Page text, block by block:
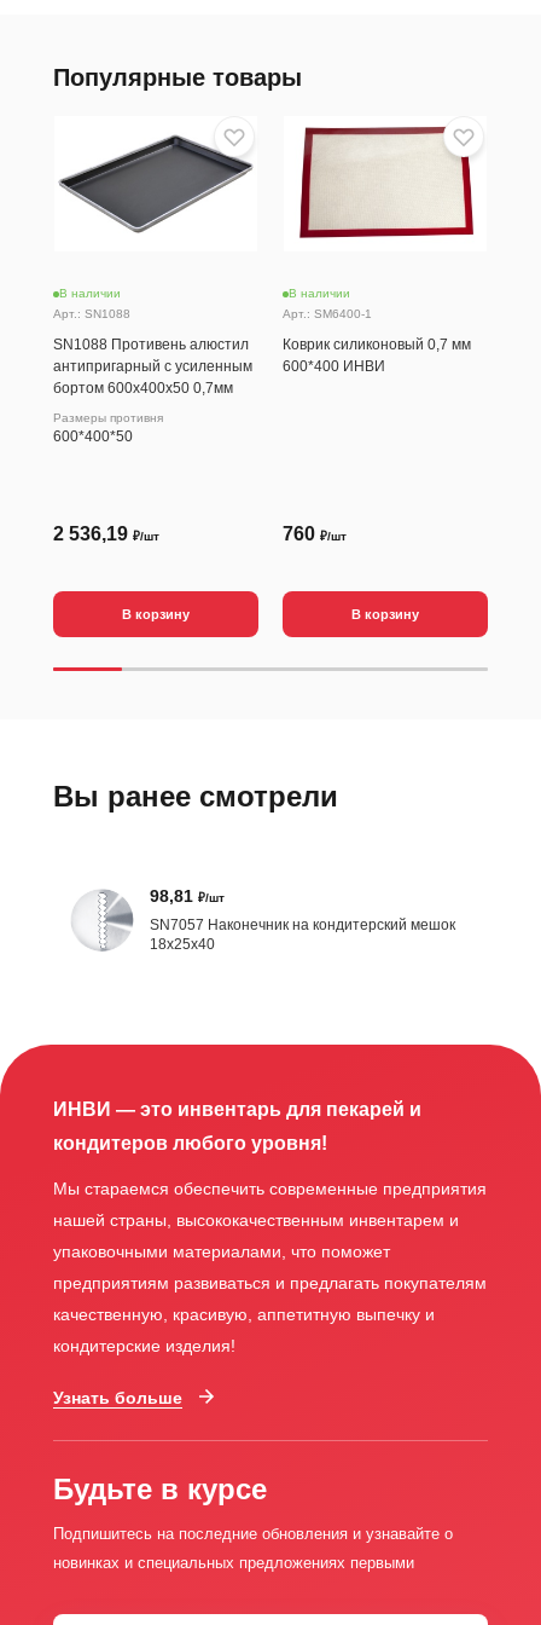
Популярные товары
В наличии
Арт.: SN1088
SN1088 Противень алюстил
антипригарный с усиленным
бортом 600х400х50 0,7мм
Размеры противня
600*400*50
2 536,19 ₽/шт
В корзину
В наличии
Арт.: SM6400-1
Коврик силиконовый 0,7 мм
600*400 ИНВИ
760 ₽/шт
В корзину
Вы ранее смотрели
98,81 ₽/шт
SN7057 Наконечник на кондитерский мешок
18х25х40
ИНВИ — это инвентарь для пекарей и
кондитеров любого уровня!
Мы стараемся обеспечить современные предприятия
нашей страны, высококачественным инвентарем и
упаковочными материалами, что поможет
предприятиям развиваться и предлагать покупателям
качественную, красивую, аппетитную выпечку и
кондитерские изделия!
Узнать больше
Будьте в курсе
Подпишитесь на последние обновления и узнавайте о
новинках и специальных предложениях первыми